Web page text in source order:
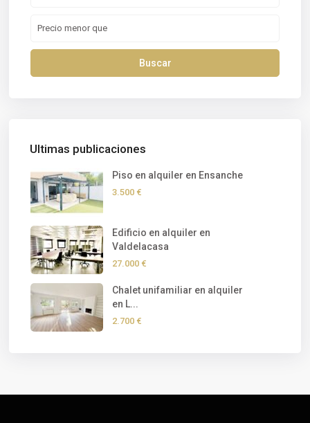
Buscar
Ultimas publicaciones
Piso en alquiler en Ensanche
3.500 €
Edificio en alquiler en
Valdelacasa
27.000 €
Chalet unifamiliar en alquiler
en L...
2.700 €